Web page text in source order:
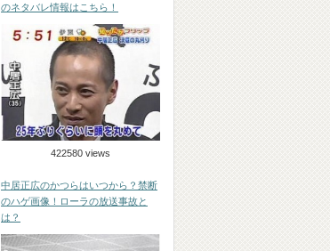
のネタバレ情報はこちら！
422580 views
中居正広のかつらはいつから？禁断
のハゲ画像！ローラの放送事故と
は？